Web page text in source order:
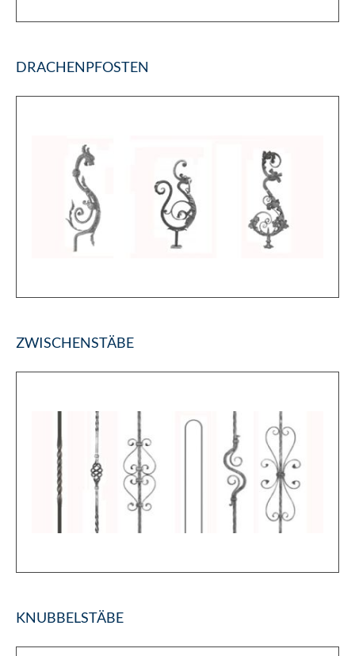
DRACHENPFOSTEN
ZWISCHENSTÄBE
KNUBBELSTÄBE